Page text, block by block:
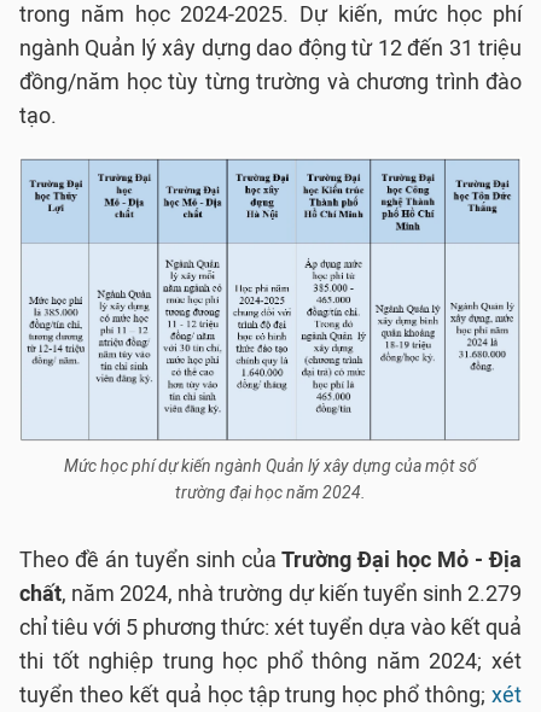
trong năm học 2024-2025. Dự kiến, mức học phí
ngành Quản lý xây dựng dao động từ 12 đến 31 triệu
đồng/năm học tùy từng trường và chương trình đào
tạo.
Mức học phí dự kiến ngành Quản lý xây dựng của một số
trường đại học năm 2024.
Theo đề án tuyển sinh củaTrường Đại học Mỏ - Địa
chất, năm 2024, nhà trường dự kiến tuyển sinh 2.279
chỉ tiêu với 5 phương thức: xét tuyển dựa vào kết quả
thi tốt nghiệp trung học phổ thông năm 2024; xét
tuyển theo kết quả học tập trung học phổ thông; xét